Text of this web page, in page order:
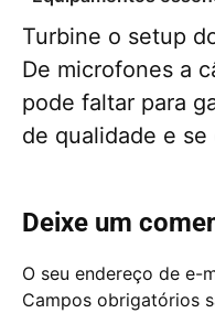
Turbine o setup
De microfones a
pode faltar para
de qualidade e
Deixe um
O seu endereço de e-
Campos obrigatórios